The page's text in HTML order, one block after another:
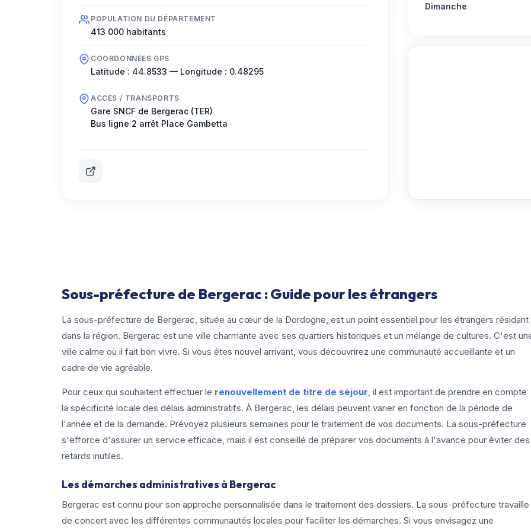
POPULATION DU DÉPARTEMENT
413 000 habitants
COORDONNÉES GPS
Latitude : 44.8533 — Longitude : 0.48295
ACCÈS / TRANSPORTS
Gare SNCF de Bergerac (TER)
Bus ligne 2 arrêt Place Gambetta
Dimanche
Sous-préfecture de Bergerac : Guide pour les étrangers
La sous-préfecture de Bergerac, située au cœur de la Dordogne, est un point essentiel pour les étrangers résidant
dans la région. Bergerac est une ville charmante avec ses quartiers historiques et un mélange de cultures. C'est
ville calme où il fait bon vivre. Si vous êtes nouvel arrivant, vous découvrirez une communauté accueillante et un
cadre de vie agréable.
Pour ceux qui souhaitent effectuer le renouvellement de titre de séjour, il est important de prendre en compte
la spécificité locale des délais administratifs. À Bergerac, les délais peuvent varier en fonction de la période de
l'année et de la demande. Prévoyez plusieurs semaines pour le traitement de vos documents. La sous-préfecture
s'efforce d'assurer un service efficace, mais il est conseillé de préparer vos documents à l'avance pour éviter des
retards inutiles.
Les démarches administratives à Bergerac
Bergerac est connu pour son approche personnalisée dans le traitement des dossiers. La sous-préfecture travaille
de concert avec les différentes communautés locales pour faciliter les démarches. Si vous envisagez une